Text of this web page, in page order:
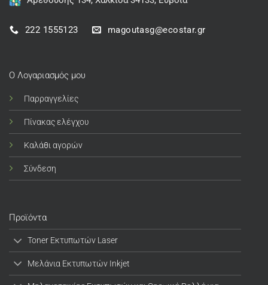
222 1555123 magoutasg@ecostar.gr
Ο Λογαριασμός μου
Παρραγγελίες
Πίνακας ελέγχου
Καλάθι αγορών
Σύνδεση
Προϊόντα
Toner Εκτυπωτών Laser
Μελάνια Εκτυπωτών Inkjet